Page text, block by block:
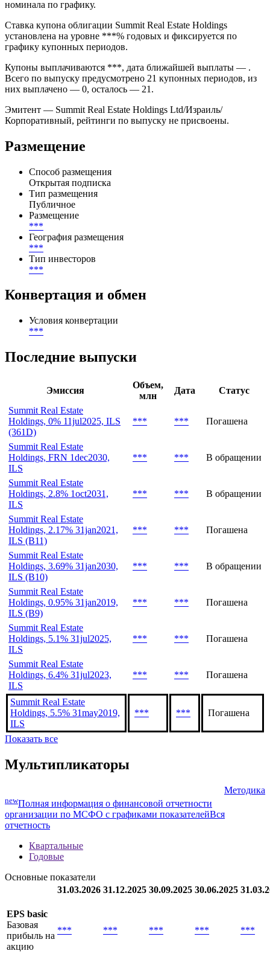
номинала по графику.
Ставка купона облигации Summit Real Estate Holdings
установлена на уровне ***% годовых и фиксируется по
графику купонных периодов.
Купоны выплачиваются ***, дата ближайшей выплаты — .
Всего по выпуску предусмотрено 21 купонных периодов, из
них выплачено — 0, осталось — 21.
Эмитент — Summit Real Estate Holdings Ltd/Израиль/
Корпоративный, рейтинги по выпуску не присвоены.
Размещение
Способ размещения
Открытая подписка
Тип размещения
Публичное
Размещение
***
География размещения
***
Тип инвесторов
***
Конвертация и обмен
Условия конвертации
***
Последние выпуски
Эмиссия
Объем,
млн
Дата
Статус
Summit Real Estate
Holdings, 0% 11jul2025, ILS
(361D)
*** *** Погашена
Summit Real Estate
Holdings, FRN 1dec2030,
ILS
*** *** В обращении
Summit Real Estate
Holdings, 2.8% 1oct2031,
ILS
*** *** В обращении
Summit Real Estate
Holdings, 2.17% 31jan2021,
ILS (B11)
*** *** Погашена
Summit Real Estate
Holdings, 3.69% 31jan2030,
ILS (B10)
*** *** В обращении
Summit Real Estate
Holdings, 0.95% 31jan2019,
ILS (B9)
*** *** Погашена
Summit Real Estate
Holdings, 5.1% 31jul2025,
ILS
*** *** Погашена
Summit Real Estate
Holdings, 6.4% 31jul2023,
ILS
*** *** Погашена
Summit Real Estate
Holdings, 5.5% 31may2019,
ILS
*** *** Погашена
Показать все
Мультипликаторы
Методика
newПолная информация о финансовой отчетности
организации по МСФО с графиками показателейВся
отчетность
Квартальные
Годовые
Основные показатели
31.03.2026 31.12.2025 30.09.2025 30.06.2025
EPS basic
Базовая
прибыль на
акцию
*** *** *** *** ***